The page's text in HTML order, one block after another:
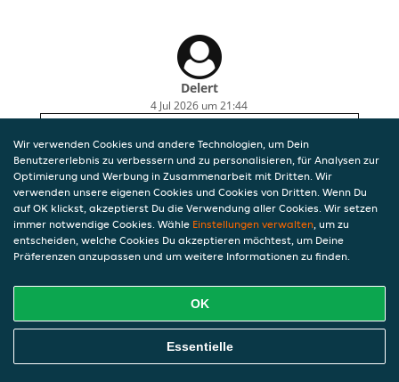
Delert
4 Jul 2026 um 21:44
Wir verwenden Cookies und andere Technologien, um Dein
Benutzererlebnis zu verbessern und zu personalisieren, für Analysen zur
Optimierung und Werbung in Zusammenarbeit mit Dritten. Wir
verwenden unsere eigenen Cookies und Cookies von Dritten. Wenn Du
auf OK klickst, akzeptierst Du die Verwendung aller Cookies. Wir setzen
immer notwendige Cookies. Wähle Einstellungen verwalten, um zu
entscheiden, welche Cookies Du akzeptieren möchtest, um Deine
Präferenzen anzupassen und um weitere Informationen zu finden.
OK
Essentielle